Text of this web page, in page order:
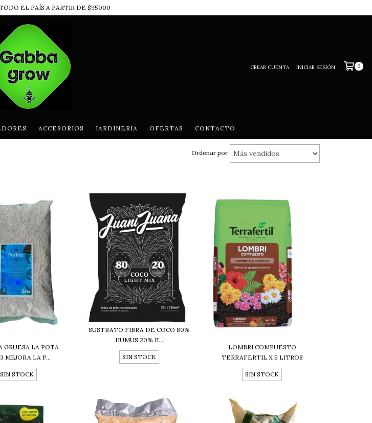
EL PAÍS A PARTIR DE $95000
CREAR CUENTA INICIAR SESIÓN 0
ACCESORIOS JARDINERIA OFERTAS CONTACTO
Ordenar por
GRUESA LA POTA
MEJORA LA P...
SIN STOCK
SUSTRATO FIBRA DE COCO 80%
HUMUS 20% JJ...
SIN STOCK
LOMBRI COMPUESTO
TERRAFERTIL X 5 LITROS
SIN STOCK